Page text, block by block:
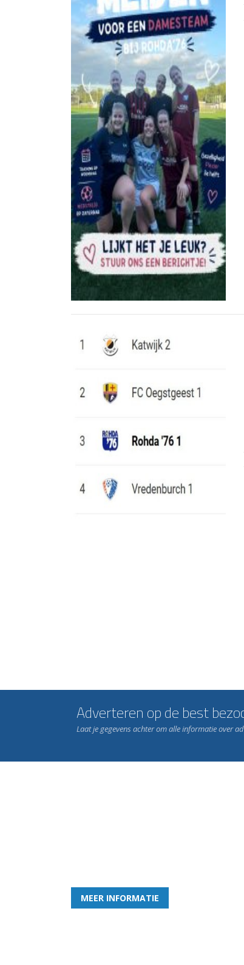
Adverteren op de best
Laat je gegevens achter om alle informatie over
MEER INFORMATIE